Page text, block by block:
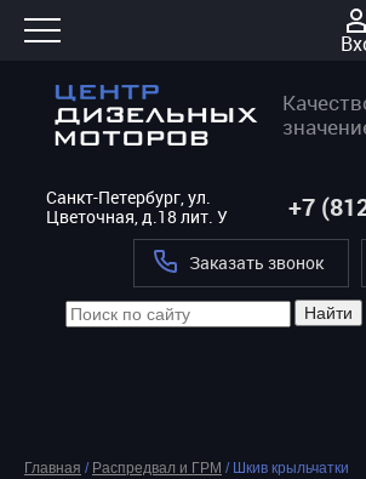
Санкт-Петербург, ул.
Цветочная, д.18 лит. У
+7
Заказать звонок
Найти
Главная / Распредвал и ГРМ / Шкив крыльчатки